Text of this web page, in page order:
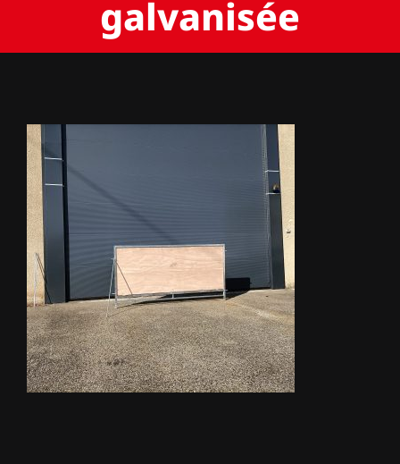
BACHES
METALLERIE
ÉQUIPEMENTS AGRICOLES
CONTACT
galvanisée